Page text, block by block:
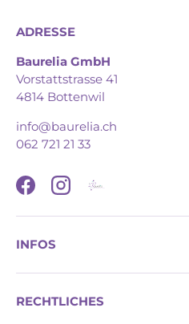
ADRESSE
Baurelia GmbH
Vorstattstrasse 41
4814 Bottenwil
info@baurelia.ch
062 721 21 33
FacebookInstagram
INFOS
RECHTLICHES